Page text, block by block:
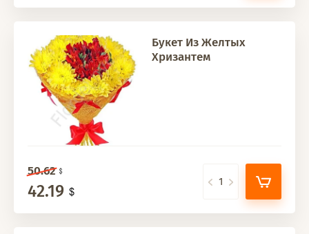
Букет Из Желтых
Хризантем
50.62
42.19